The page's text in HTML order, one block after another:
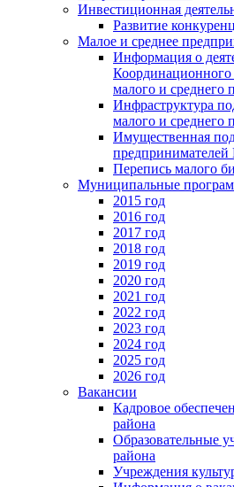
Инвестиционная
Развитие
Малое и среднее
Информация о
Координационного
малого и среднего
Инфраструктура
малого и среднего
Имущественная
предпринимателей
Перепись малого
Муниципальные
2015 год
2016 год
2017 год
2018 год
2019 год
2020 год
2021 год
2022 год
2023 год
2024 год
2025 год
2026 год
Вакансии
Кадровое
района
Образовательные
района
Учреждения